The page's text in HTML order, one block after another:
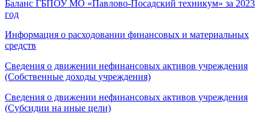
Баланс ГБПОУ МО «Павлово-Посадский техникум» за 2023
год
Информация о расходовании финансовых и материальных
средств
Сведения о движении нефинансовых активов учреждения
(Собственные доходы учреждения)
Сведения о движении нефинансовых активов учреждения
(Субсидии на иные цели)